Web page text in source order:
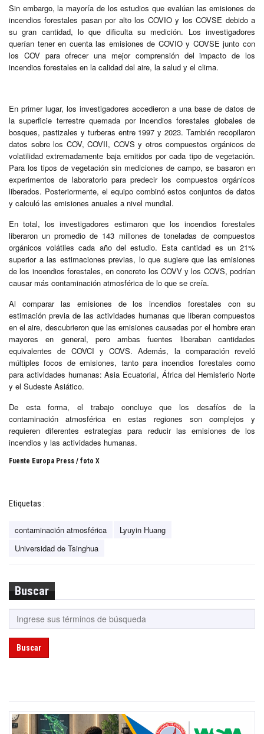
Sin embargo, la mayoría de los estudios que evalúan las emisiones de
incendios forestales pasan por alto los COVIO y los COVSE debido a
su gran cantidad, lo que dificulta su medición. Los investigadores
querían tener en cuenta las emisiones de COVIO y COVSE junto con
los COV para ofrecer una mejor comprensión del impacto de los
incendios forestales en la calidad del aire, la salud y el clima.
En primer lugar, los investigadores accedieron a una base de datos de
la superficie terrestre quemada por incendios forestales globales de
bosques, pastizales y turberas entre 1997 y 2023. También recopilaron
datos sobre los COV, COVII, COVS y otros compuestos orgánicos de
volatilidad extremadamente baja emitidos por cada tipo de vegetación.
Para los tipos de vegetación sin mediciones de campo, se basaron en
experimentos de laboratorio para predecir los compuestos orgánicos
liberados. Posteriormente, el equipo combinó estos conjuntos de datos
y calculó las emisiones anuales a nivel mundial.
En total, los investigadores estimaron que los incendios forestales
liberaron un promedio de 143 millones de toneladas de compuestos
orgánicos volátiles cada año del estudio. Esta cantidad es un 21%
superior a las estimaciones previas, lo que sugiere que las emisiones
de los incendios forestales, en concreto los COVV y los COVS, podrían
causar más contaminación atmosférica de lo que se creía.
Al comparar las emisiones de los incendios forestales con su
estimación previa de las actividades humanas que liberan compuestos
en el aire, descubrieron que las emisiones causadas por el hombre eran
mayores en general, pero ambas fuentes liberaban cantidades
equivalentes de COVCI y COVS. Además, la comparación reveló
múltiples focos de emisiones, tanto para incendios forestales como
para actividades humanas: Asia Ecuatorial, África del Hemisferio Norte
y el Sudeste Asiático.
De esta forma, el trabajo concluye que los desafíos de la
contaminación atmosférica en estas regiones son complejos y
requieren diferentes estrategias para reducir las emisiones de los
incendios y las actividades humanas.
Fuente Europa Press / foto X
Etiquetas :
contaminación atmosférica
Lyuyin Huang
Universidad de Tsinghua
Buscar
Buscar